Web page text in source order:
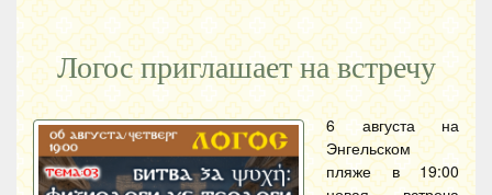
Логос приглашает на встречу
6 августа на
Энгельском
пляже в 19:00